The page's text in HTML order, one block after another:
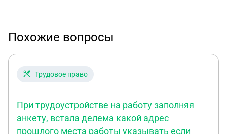
Похожие вопросы
Трудовое право
При трудоустройстве на работу заполняя
анкету, встала делема какой адрес
прошлого места работы указывать если